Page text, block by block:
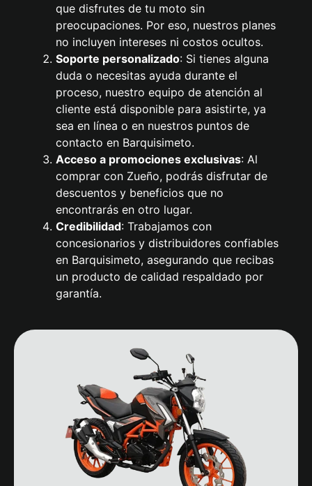
que disfrutes de tu moto sin
preocupaciones. Por eso, nuestros planes
no incluyen intereses ni costos ocultos.
Soporte personalizado: Si tienes alguna
duda o necesitas ayuda durante el
proceso, nuestro equipo de atención al
cliente está disponible para asistirte, ya
sea en línea o en nuestros puntos de
contacto en Barquisimeto.
Acceso a promociones exclusivas: Al
comprar con Zueño, podrás disfrutar de
descuentos y beneficios que no
encontrarás en otro lugar.
Credibilidad: Trabajamos con
concesionarios y distribuidores confiables
en Barquisimeto, asegurando que recibas
un producto de calidad respaldado por
garantía.